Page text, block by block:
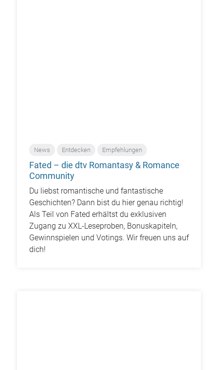
News Entdecken Empfehlungen
Fated – die dtv Romantasy & Romance
Community
Du liebst romantische und fantastische
Geschichten? Dann bist du hier genau richtig!
Als Teil von Fated erhältst du exklusiven
Zugang zu XXL-Leseproben, Bonuskapiteln,
Gewinnspielen und Votings. Wir freuen uns auf
dich!